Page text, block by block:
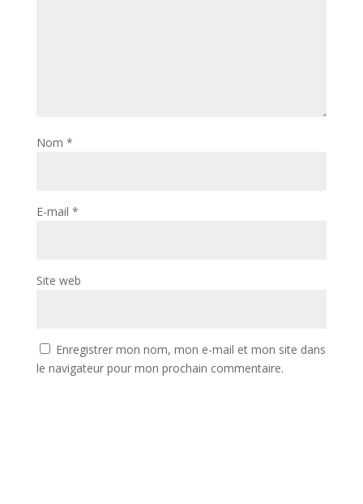
Nom *
E-mail *
Site web
Enregistrer mon nom, mon e-mail et mon site dans
le navigateur pour mon prochain commentaire.